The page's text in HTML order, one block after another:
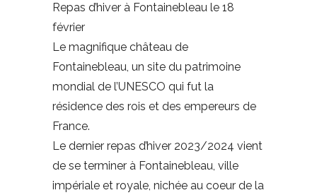
Repas d’hiver à Fontainebleau le 18
février
Le magnifique château de
Fontainebleau, un site du patrimoine
mondial de l’UNESCO qui fut la
résidence des rois et des empereurs de
France.
Le dernier repas d’hiver 2023/2024 vient
de se terminer à Fontainebleau, ville
impériale et royale, nichée au coeur de la